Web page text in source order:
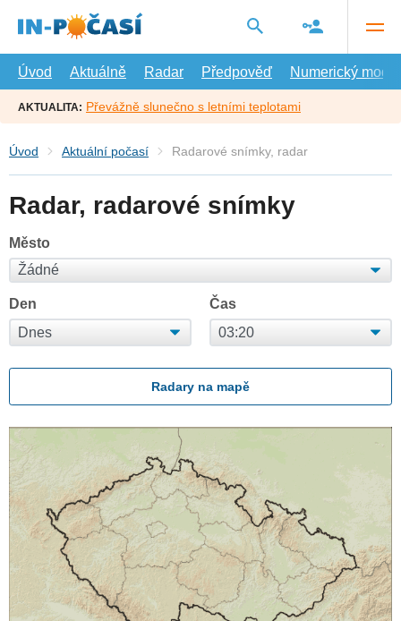
hlavní
Úvod
Aktuálně Radar Předpověď Numerický model
AKTUALITA: Převážně slunečno s letními teplotami
Úvod Aktuální počasí Radarové snímky, radar
Radar, radarové snímky
Město
Den Čas
Radary na mapě